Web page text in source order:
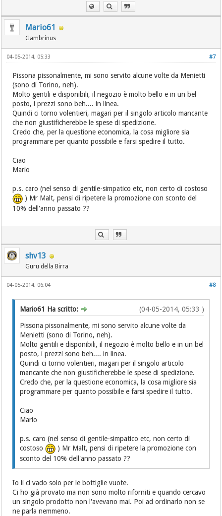
Mario61
Gambrinus
#7
04-05-2014, 05:33
Pissona pissonalmente, mi sono servito alcune volte da Menietti
(sono di Torino, neh).
Molto gentili e disponibili, il negozio è molto bello e in un bel
posto, i prezzi sono beh.... in linea.
Quindi ci torno volentieri, magari per il singolo articolo mancante
che non giustificherebbe le spese di spedizione.
Credo che, per la questione economica, la cosa migliore sia
programmare per quanto possibile e farsi spedire il tutto.
Ciao
Mario
p.s. caro (nel senso di gentile-simpatico etc, non certo di costoso
) Mr Malt, pensi di ripetere la promozione con sconto del
10% dell'anno passato ??
shv13
Guru della Birra
#8
04-05-2014, 06:04
(04-05-2014, 05:33 )
Mario61 Ha scritto:
Pissona pissonalmente, mi sono servito alcune volte da
Menietti (sono di Torino, neh).
Molto gentili e disponibili, il negozio è molto bello e in un bel
posto, i prezzi sono beh.... in linea.
Quindi ci torno volentieri, magari per il singolo articolo
mancante che non giustificherebbe le spese di spedizione.
Credo che, per la questione economica, la cosa migliore sia
programmare per quanto possibile e farsi spedire il tutto.
Ciao
Mario
p.s. caro (nel senso di gentile-simpatico etc, non certo di
costoso
) Mr Malt, pensi di ripetere la promozione con
sconto del 10% dell'anno passato ??
Io li ci vado solo per le bottiglie vuote.
Ci ho già provato ma non sono molto riforniti e quando cercavo
un singolo prodotto non l'avevano mai. Poi ad ordinarlo non se
ne parla nemmeno.